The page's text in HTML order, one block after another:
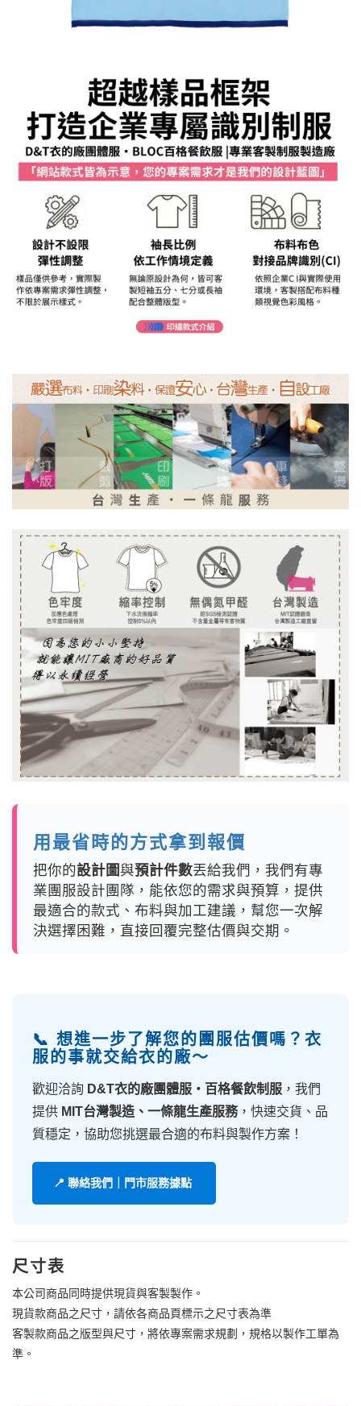
用最省時的方式拿到報價
把你的設計圖與預計件數丟給我們，我們有專
業團服設計團隊，能依您的需求與預算，提供
最適合的款式、布料與加工建議，幫您一次解
決選擇困難，直接回覆完整估價與交期。
📞 想進一步了解您的團服估價嗎？衣
服的事就交給衣的廠～
歡迎洽詢 D&T衣的廠團體服・百格餐飲制服 ，我們
提供 MIT台灣製造、一條龍生產服務，快速交貨、品
質穩定，協助您挑選最合適的布料與製作方案！
📍 聯絡我們｜門市服務據點
尺寸表
本公司商品同時提供現貨與客製製作。
現貨款商品之尺寸，請依各商品頁標示之尺寸表為準
客製款商品之版型與尺寸，將依專案需求規劃，規格以製作工單為
準。